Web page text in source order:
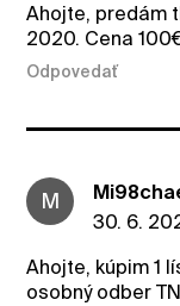
Ahojte, predám
2020. Cena
Odpovedať
M
30. 6.
Ahojte, kúpim 1
osobný odber